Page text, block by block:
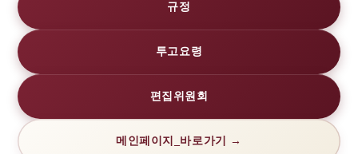
규정
투고요령
편집위원회
메인페이지_바로가기 →